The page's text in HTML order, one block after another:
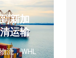
新加
运输
流，WHL